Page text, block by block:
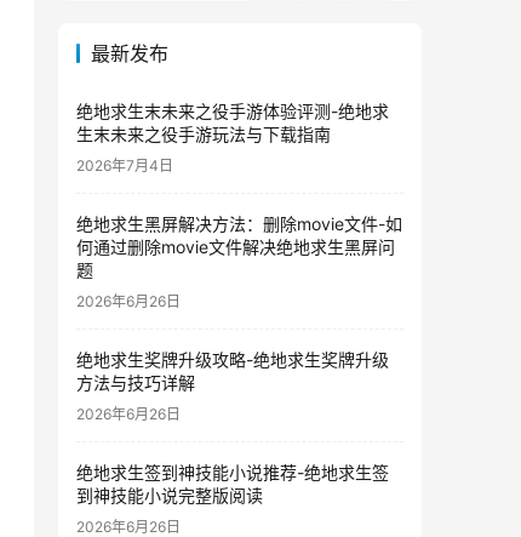
最新发布
绝地求生末未来之役手游体验评测-绝地求
生末未来之役手游玩法与下载指南
2026年7月4日
绝地求生黑屏解决方法：删除movie文件-如
何通过删除movie文件解决绝地求生黑屏问
题
2026年6月26日
绝地求生奖牌升级攻略-绝地求生奖牌升级
方法与技巧详解
2026年6月26日
绝地求生签到神技能小说推荐-绝地求生签
到神技能小说完整版阅读
2026年6月26日